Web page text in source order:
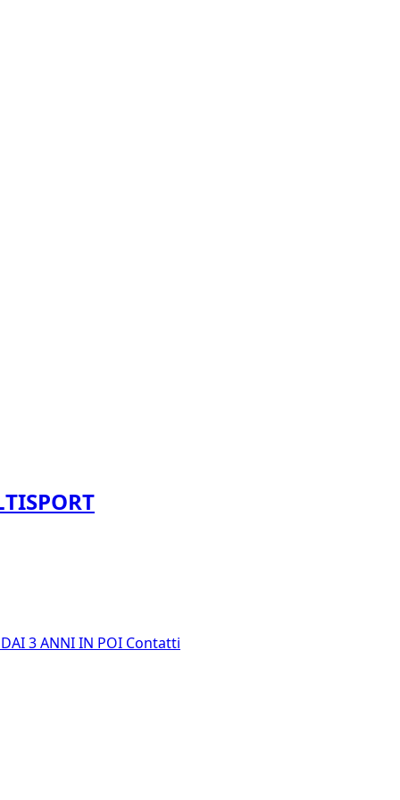
DAI 3 ANNI IN POI Contatti